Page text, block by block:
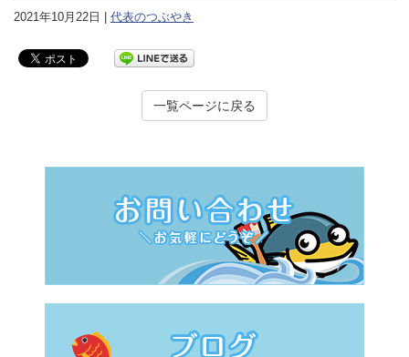
2021年10月22日 | 代表のつぶやき
一覧ページに戻る